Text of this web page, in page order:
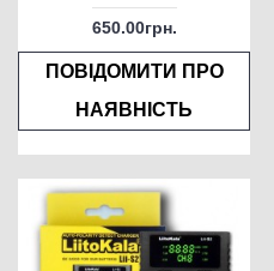
650.00грн.
ПОВІДОМИТИ ПРО
НАЯВНІСТЬ